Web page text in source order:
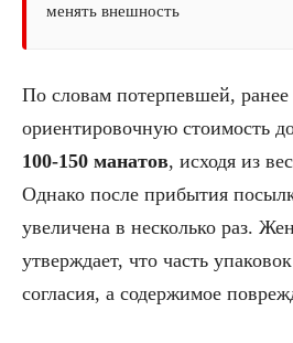
менять внешность
По словам потерпевшей, ранее
ориентировочную стоимость
100-150 манатов, исходя из
Однако после прибытия
увеличена в несколько раз.
утверждает, что часть
согласия, а содержимое